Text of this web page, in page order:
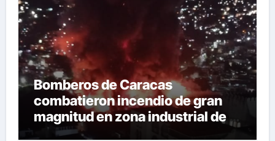
Bomberos de Caracas
combatieron incendio de gran
magnitud en zona industrial de El
Llanito